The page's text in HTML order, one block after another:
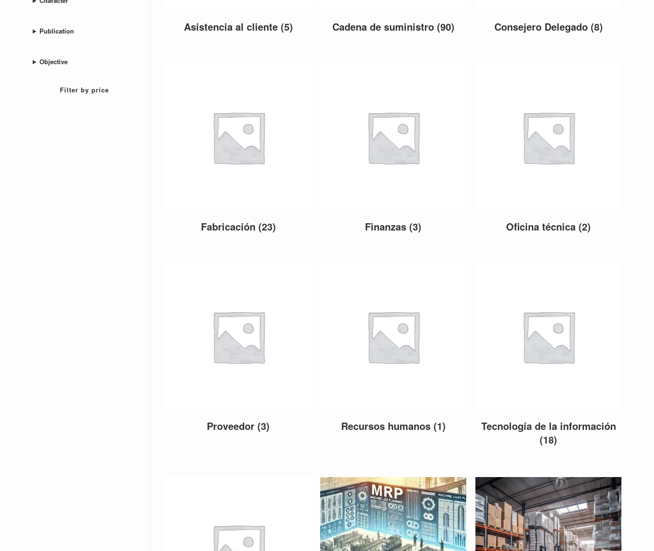
Asistencia al cliente (5) Cadena de suministro (90) Consejero Delegado (8)
Fabricación (23) Finanzas(3) Oficina técnica(2)
Proveedor(3) Recursos humanos (1)
Tecnología de la información
(18)
Publication
Objective
Filter by price